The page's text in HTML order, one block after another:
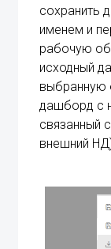
сохранить
именем и
рабочую
исходный
выбранную
дашборд с
связанный
внешний